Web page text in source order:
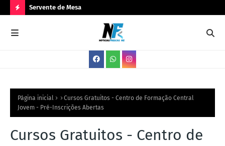
O
V
A
Servente de Mesa
Página inicial
Cursos Gratuitos - Centro de Formação Central
Jovem - Pré-Inscrições Abertas
Cursos Gratuitos - Centro de